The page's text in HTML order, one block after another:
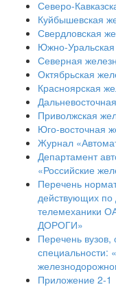
Северо-
Куйбышевская
Свердловская
Южно-
Северная
Октябрьская
Красноярская
Приволжская
Юго-восточная
Журнал
Департамент
«Российские
Перечень
действующих по
телемеханики
ДОРОГИ»
Перечень
специальности:
Приложение 2-1